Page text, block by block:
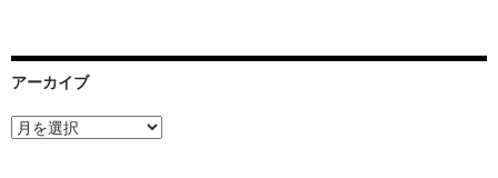
アーカイブ
ア
ー